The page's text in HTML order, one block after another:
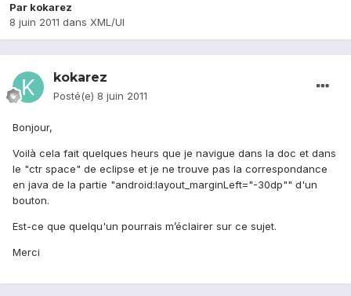
Par kokarez
8 juin 2011 dans XML/UI
kokarez
Posté(e) 8 juin 2011
Bonjour,
Voilà cela fait quelques heurs que je navigue dans la doc et dans
le "ctr space" de eclipse et je ne trouve pas la correspondance
en java de la partie "android:layout_marginLeft="-30dp"" d'un
bouton.
Est-ce que quelqu'un pourrais m’éclairer sur ce sujet.
Merci